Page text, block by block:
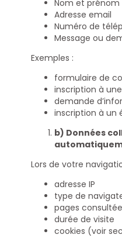
Nom et prénom
Adresse email
Numéro de
Message ou
Exemples :
formulaire de
inscription à
demande
inscription à un
b) Données
Lors de votre
adresse IP
type de
pages
durée de visite
cookies (voir